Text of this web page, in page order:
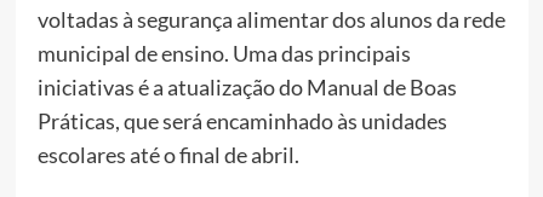
voltadas à segurança alimentar dos alunos da rede
municipal de ensino. Uma das principais
iniciativas é a atualização do Manual de Boas
Práticas, que será encaminhado às unidades
escolares até o final de abril.